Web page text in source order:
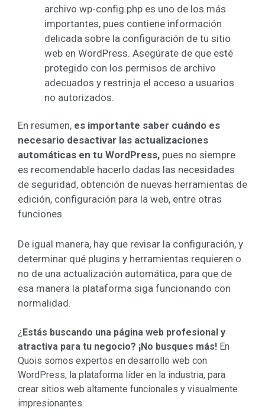
archivo wp-config.php es uno de los más
importantes, pues contiene información
delicada sobre la configuración de tu sitio
web en WordPress. Asegúrate de que esté
protegido con los permisos de archivo
adecuados y restrinja el acceso a usuarios
no autorizados.
En resumen, es importante saber cuándo es
necesario desactivar las actualizaciones
automáticas en tu WordPress, pues no siempre
es recomendable hacerlo dadas las necesidades
de seguridad, obtención de nuevas herramientas de
edición, configuración para la web, entre otras
funciones.
De igual manera, hay que revisar la configuración, y
determinar qué plugins y herramientas requieren o
no de una actualización automática, para que de
esa manera la plataforma siga funcionando con
normalidad.
¿ Estás buscando una página web profesional y
atractiva para tu negocio? ¡No busques más! En
Quois somos expertos en desarrollo web con
WordPress, la plataforma líder en la industria, para
crear sitios web altamente funcionales y visualmente
impresionantes.